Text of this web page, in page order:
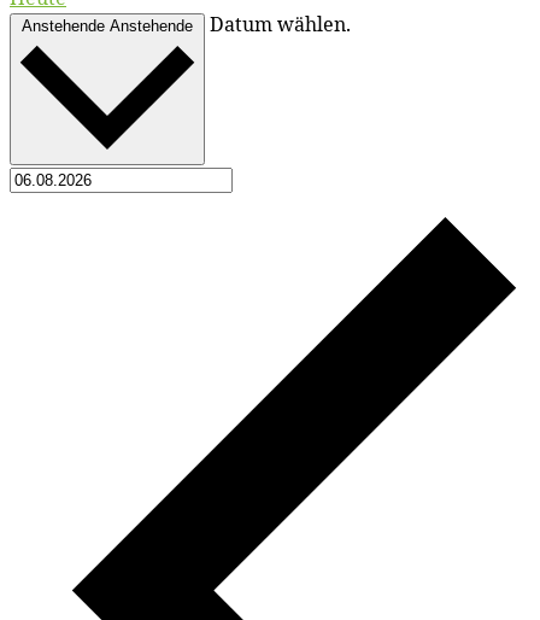
Anstehende Anstehende Datum wählen.